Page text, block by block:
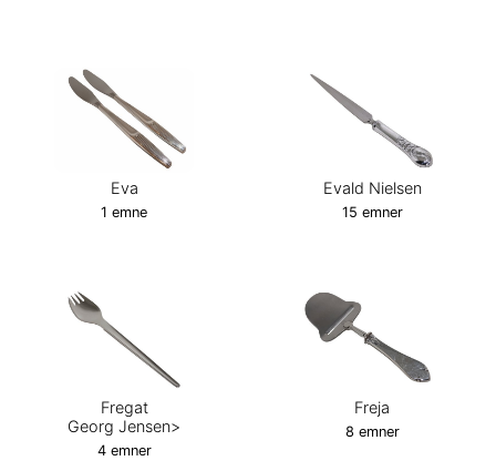
Eva
1 emne
Evald Nielsen
15 emner
Fregat
Georg Jensen>
4 emner
Freja
8 emner